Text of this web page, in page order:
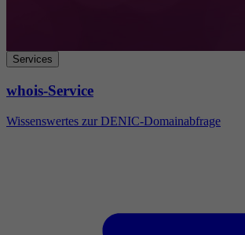
Services
whois-Service
Wissenswertes zur DENIC-Domainabfrage